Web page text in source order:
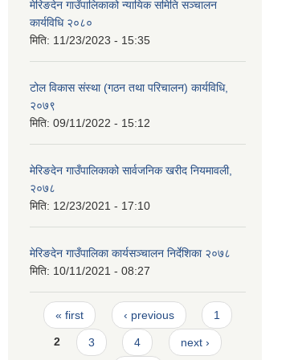
मेरिङदेन गाउँपालिकाको न्यायिक समिति सञ्‍चालन
कार्यविधि २०८०
मिति: 11/23/2023 - 15:35
टोल विकास संस्था (गठन तथा परिचालन) कार्यविधि,
२०७९
मिति: 09/11/2022 - 15:12
मेरिङदेन गाउँपालिकाको सार्वजनिक खरीद नियमावली,
२०७८
मिति: 12/23/2021 - 17:10
मेरिङदेन गाउँपालिका कार्यसञ्चालन निर्देशिका २०७८
मिति: 10/11/2021 - 08:27
Pages
« first ‹ previous 1
2 3 4 next ›